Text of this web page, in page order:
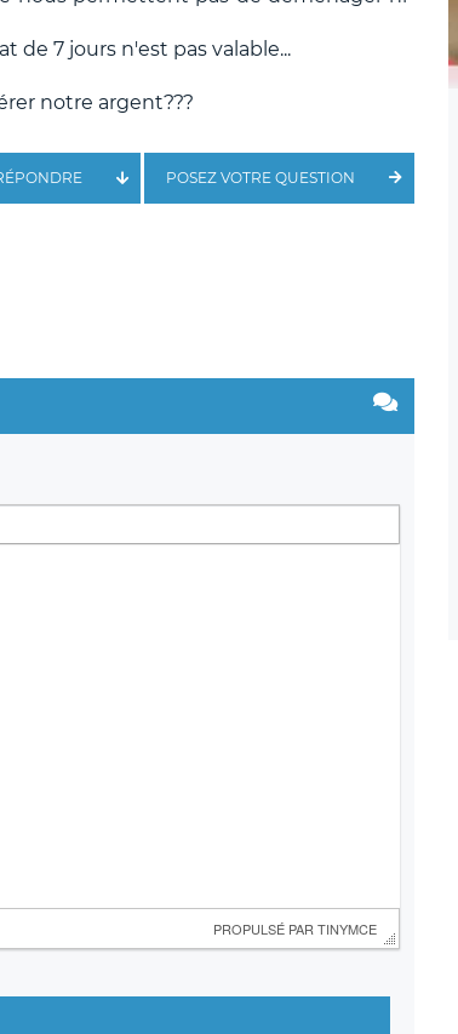
de 7 jours n'est pas valable...
notre argent???
POSEZ VOTRE QUESTION
PROPULSÉ PAR TINYMCE